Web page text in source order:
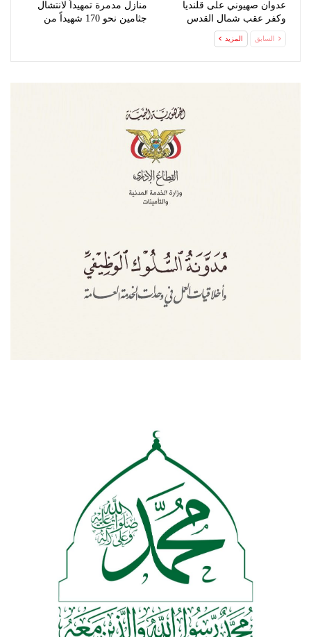
عدوان صهيوني على قلنديا
وكفر عقب شمال القدس
منازل مدمرة تمهيداً لانتشال
جثامين نحو 170 شهيداً من
السابق المزيد